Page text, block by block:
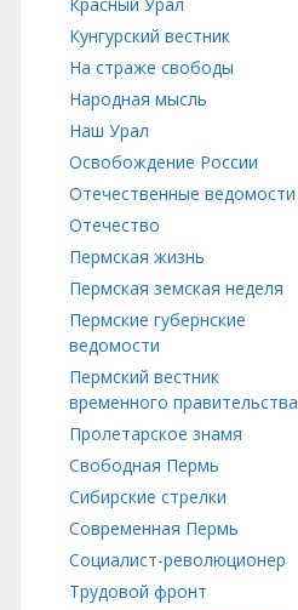
Кунгурский вестник
На страже свободы
Народная мысль
Наш Урал
Освобождение России
Отечественные ведомости
Отечество
Пермская жизнь
Пермская земская неделя
Пермские губернские
ведомости
Пермский вестник
временного правительства
Пролетарское знамя
Свободная Пермь
Сибирские стрелки
Современная Пермь
Социалист-революционер
Трудовой фронт